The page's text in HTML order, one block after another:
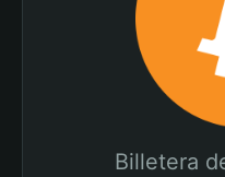
Billetera